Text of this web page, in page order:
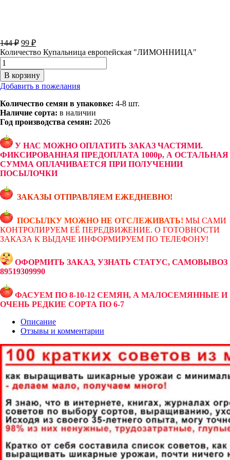
144₽ 99 ₽
Количество Купальница европейская "ЛИМОННИЦА"
В корзину
Добавить в пожелания
Количество семян в упаковке: 4-8 шт.
Наличие сорта: в наличии
Год производства семян: 2026
У НАС МОЖНО ОПЛАТИТЬ ЗАКАЗ ЧАСТЯМИ.
ФИКСИРОВАННАЯ ПРЕДОПЛАТА 1000р, А ОСТАЛЬНАЯ
СУММА ОПЛАЧИВАЕТСЯ ПРИ ПОЛУЧЕНИИ
ПОСЫЛОЧКИ
ЗАКАЗЫ ОТПРАВЛЯЕМ ЕЖЕДНЕВНО!
ПОСЫЛКУ МОЖНО НЕ ОТСЛЕЖИВАТЬ! МЫ САМИ
КОНТРОЛИРУЕМ ЕЁ ПЕРЕДВИЖЕНИЕ. О ГОТОВНОСТИ
ЗАКАЗА К ВЫДАЧЕ ИНФОРМИРУЕМ ПО ТЕЛЕФОНУ!
ОФОРМИТЬ ЗАКАЗ, УЗНАТЬ СТАТУС, САМОВЫВОЗ
89519309990
ФАСУЕМ ПО 8-10-12 СЕМЯН, А МАЛОСЕМЯННЫЕ И
ОЧЕНЬ РЕДКИЕ СОРТА ПО 6-7
Описание
Отзывы и комментарии